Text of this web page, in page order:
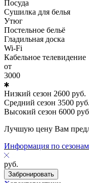
Посуда
Сушилка для белья
Утюг
Постельное бельё
Гладильная доска
Wi-Fi
Кабельное телевидение
от
3000
Низкий сезон 2600 руб.
Средний сезон 3500 руб.
Высокий сезон 6000
Лучшую цену Вам
Информация по сезонам
руб.
Забронировать